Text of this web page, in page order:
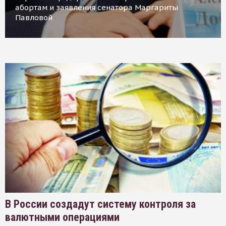
абортам и заявления сенатора Маргариты
Павловой
В России создадут систему контроля за
валютными операциями